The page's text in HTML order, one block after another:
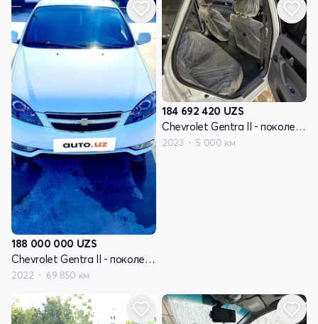
188 000 000 UZS
Chevrolet Gentra II - поколение
2022 69 850 км
184 692 420 UZS
Chevrolet Gentra II - поколение
2023 5 000 км